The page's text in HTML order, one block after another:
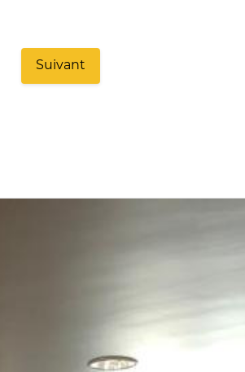
Suivant